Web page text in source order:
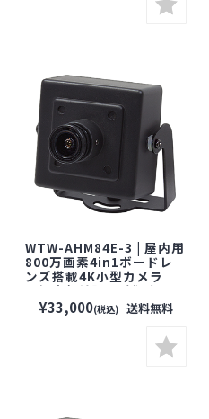
WTW-AHM84E-3 | 屋内用
800万画素4in1ボードレ
ンズ搭載4K小型カメラ
【塚本無線】【防犯カメ
ラ】【監視カメラ】【セ
キュリティーカメラ】
¥33,000(税込) 送料無料